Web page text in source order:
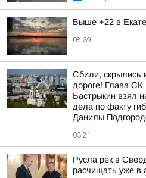
Выше +22 в
08:39
Сбили, скрылись
дороге! Глава СК
Бастрыкин взял
дела по факту
Данилы
03:21
Русла рек в
расчищать уже в